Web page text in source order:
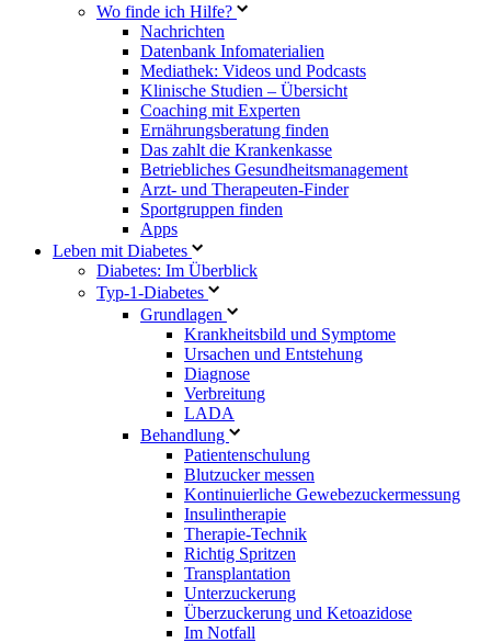
Wo finde ich Hilfe?
Nachrichten
Datenbank Infomaterialien
Mediathek: Videos und Podcasts
Klinische Studien – Übersicht
Coaching mit Experten
Ernährungsberatung finden
Das zahlt die Krankenkasse
Betriebliches Gesundheitsmanagement
Arzt- und Therapeuten-Finder
Sportgruppen finden
Apps
Leben mit Diabetes
Diabetes: Im Überblick
Typ-1-Diabetes
Grundlagen
Krankheitsbild und Symptome
Ursachen und Entstehung
Diagnose
Verbreitung
LADA
Behandlung
Patientenschulung
Blutzucker messen
Kontinuierliche Gewebezuckermessung
Insulintherapie
Therapie-Technik
Richtig Spritzen
Transplantation
Unterzuckerung
Überzuckerung und Ketoazidose
Im Notfall